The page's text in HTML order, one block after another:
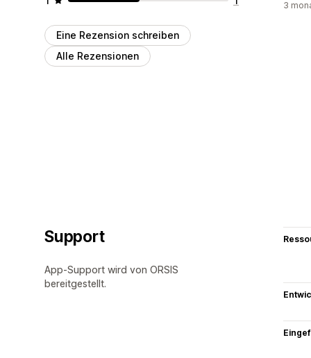
Eine Rezension schreiben
Alle Rezensionen
3
Support
App-Support wird von ORSIS
bereitgestellt.